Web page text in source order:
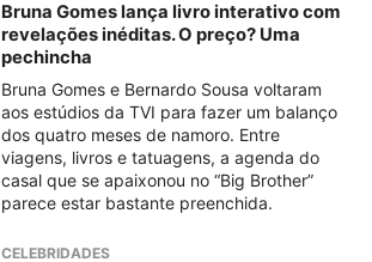
Bruna Gomes lança livro interativo com
revelações inéditas. O preço? Uma
pechincha
Bruna Gomes e Bernardo Sousa voltaram
aos estúdios da TVI para fazer um balanço
dos quatro meses de namoro. Entre
viagens, livros e tatuagens, a agenda do
casal que se apaixonou no “Big Brother”
parece estar bastante preenchida.
CELEBRIDADES